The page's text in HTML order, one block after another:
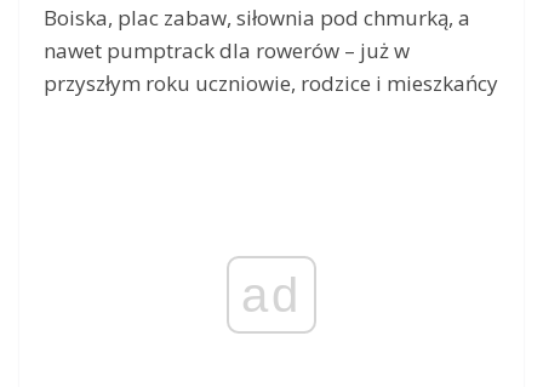
Boiska, plac zabaw, siłownia pod chmurką, a
nawet pumptrack dla rowerów – już w
przyszłym roku uczniowie, rodzice i mieszkańcy
ad